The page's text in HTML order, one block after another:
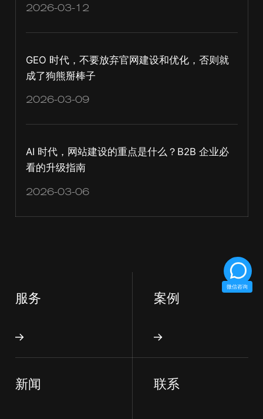
2026-03-12
GEO 时代，不要放弃官网建设和优化，否则就
成了狗熊掰棒子
2026-03-09
AI 时代，网站建设的重点是什么？B2B 企业必
看的升级指南
2026-03-06
服务 案例
新闻 联系
微信咨询